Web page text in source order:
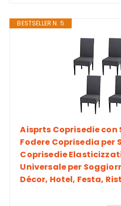
BESTSELLER N. 5
Aisprts Coprisedie con
Fodere Coprisedia per
Coprisedie
Universale per
Décor, Hotel, Festa,